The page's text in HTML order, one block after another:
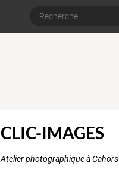
CLIC-IMAGES
Atelier photographique à Cahors